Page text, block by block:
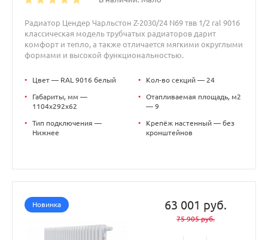
Радиатор Цендер Чарльстон Z-2030/24 N69 твв 1/2 ral 9016
классическая модель трубчатых радиаторов дарит
комфорт и тепло, а также отличается мягкими округлыми
формами и высокой функциональностью.
• Цвет — RAL 9016 белый
•
Габариты, мм —
1104x292x62
•
Тип подключения —
Нижнее
• Кол-во секций — 24
•
Отапливаемая площадь, м2
— 9
•
Крепёж настенный — без
кронштейнов
Новинка 63 001 руб.
75 905 руб.